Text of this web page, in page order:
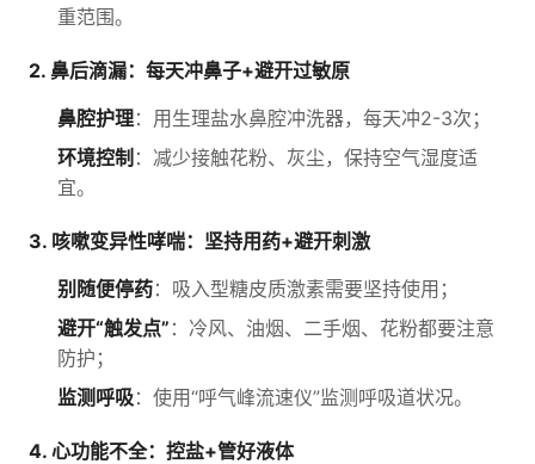
重范围。
2. 鼻后滴漏：每天冲鼻子+避开过敏原
鼻腔护理：用生理盐水鼻腔冲洗器，每天冲2-3次；
环境控制 ：减少接触花粉、灰尘，保持空气湿度适
宜。
3. 咳嗽变异性哮喘：坚持用药+避开刺激
别随便停药：吸入型糖皮质激素需要坚持使用；
避开“触发点” ：冷风、油烟、二手烟、花粉都要注意
防护；
监测呼吸：使用“呼气峰流速仪”监测呼吸道状况。
4. 心功能不全：控盐+管好液体